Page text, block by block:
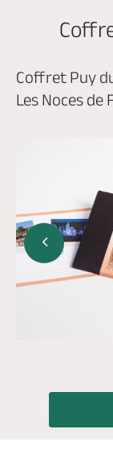
Coffret Puy
Les Noces de